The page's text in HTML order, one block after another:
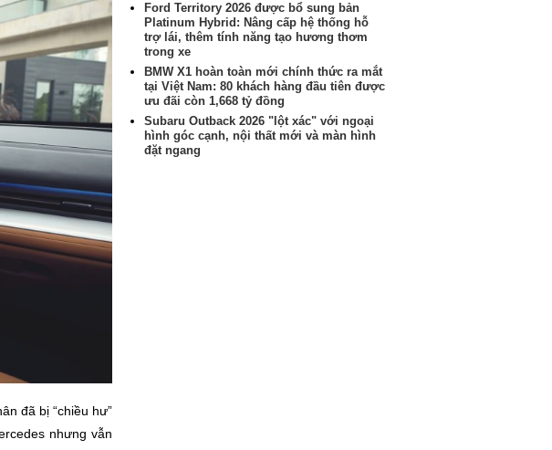
đã bị “chiều hư”
nhưng vẫn
Ford Territory 2026 được bổ sung bản
Platinum Hybrid: Nâng cấp hệ thống hỗ
trợ lái, thêm tính năng tạo hương thơm
trong xe
BMW X1 hoàn toàn mới chính thức ra mắt
tại Việt Nam: 80 khách hàng đầu tiên được
ưu đãi còn 1,668 tỷ đồng
Subaru Outback 2026 "lột xác" với ngoại
hình góc cạnh, nội thất mới và màn hình
đặt ngang